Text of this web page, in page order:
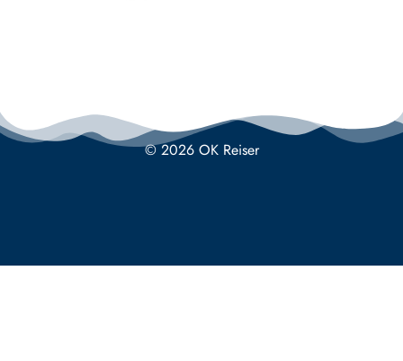
© 2026 OK Reiser